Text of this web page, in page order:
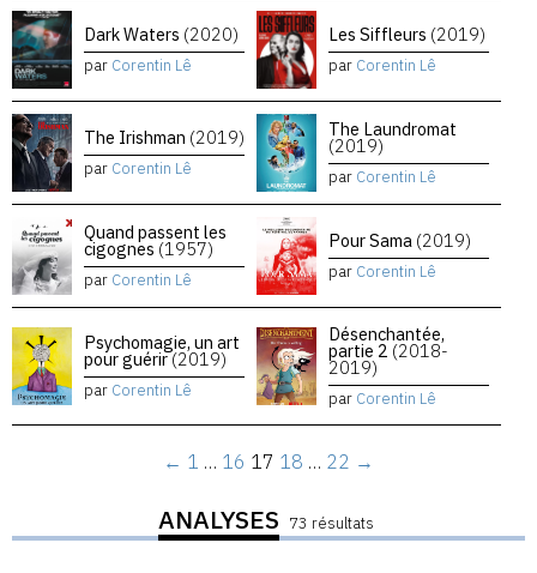
Dark Waters (2020)
par Corentin Lê
Les Siffleurs (2019)
par Corentin Lê
The Irishman (2019)
par Corentin Lê
The Laundromat
(2019)
par Corentin Lê
Quand passent les
cigognes (1957)
par Corentin Lê
Pour Sama (2019)
par Corentin Lê
Psychomagie, un art
pour guérir(2019)
par Corentin Lê
Désenchantée,
partie 2 (2018-
2019)
par Corentin Lê
← 1 … 16 17 18 … 22 →
ANALYSES 73 résultats